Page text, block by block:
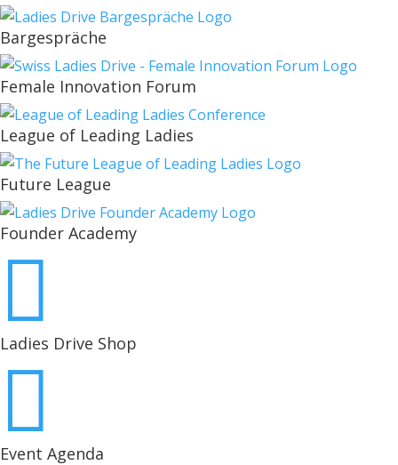
Bargespräche
Female Innovation Forum
League of Leading Ladies
Future League
Founder Academy

Ladies Drive Shop

Event Agenda